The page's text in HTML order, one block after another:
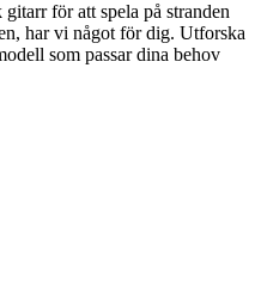
för att spela på stranden
har vi något för dig. Utforska
som passar dina behov